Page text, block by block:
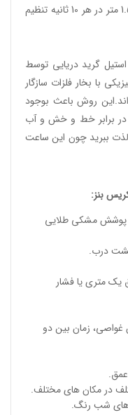
ایمن کمک می کند. حداکثر سرعت برای 1.5 متر در هر 10 ثانیه تنظیم
گرید دریایی توسط
با بخار فلزات سازگار
روش باعث بوجود
در برابر خط و خش و آب
ببرید چون این ساعت
بنز:
پوشش مشکی طلایی
درب.
متری یا فشار
غواصی، زمان بین دو
در مکان های مختلف.
های شب رنگ.